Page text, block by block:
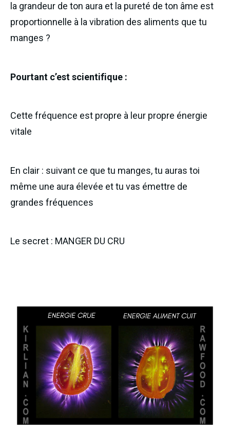
la grandeur de ton aura et la pureté de ton âme est
proportionnelle à la vibration des aliments que tu
manges ?
Pourtant c’est scientifique :
Cette fréquence est propre à leur propre énergie
vitale
En clair : suivant ce que tu manges, tu auras toi
même une aura élevée et tu vas émettre de
grandes fréquences
Le secret : MANGER DU CRU